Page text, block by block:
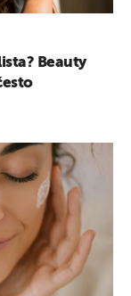
Beauty